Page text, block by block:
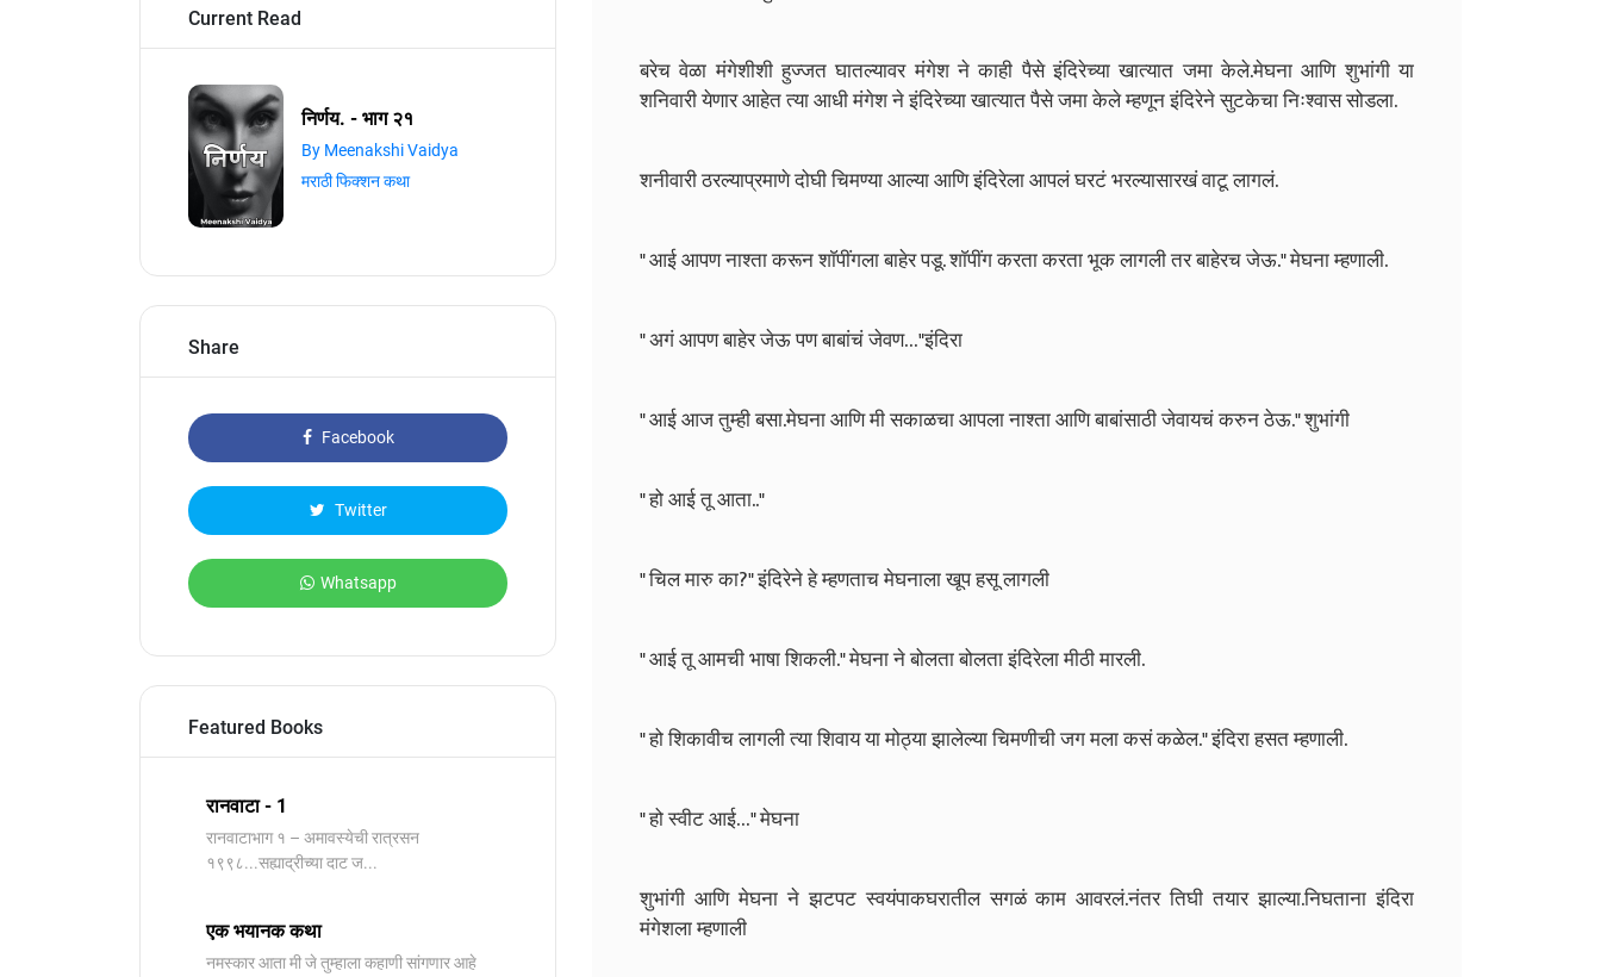
Current Read
निर्णय. - भाग २१
By Meenakshi Vaidya
मराठी फिक्शन कथा
Share
Facebook
Twitter
Whatsapp
Featured Books
रानवाटा - 1
रानवाटाभाग १ – अमावस्येची रात्रसन
१९९८...सह्याद्रीच्या दाट ज...
एक भयानक कथा
नमस्कार आता मी जे तुम्हाला कहाणी सांगणार आहे
बरेच वेळा मंगेशीशी हुज्जत घातल्यावर मंगेश ने काही पैसे इंदिरेच्या खात्यात जमा केले.मेघना आणि शुभांगी या
शनिवारी येणार आहेत त्या आधी मंगेश ने इंदिरेच्या खात्यात पैसे जमा केले म्हणून इंदिरेने सुटकेचा निःश्वास सोडला.
शनीवारी ठरल्याप्रमाणे दोघी चिमण्या आल्या आणि इंदिरेला आपलं घरटं भरल्यासारखं वाटू लागलं.
" आई आपण नाश्ता करून शाॅपींगला बाहेर पडू. शाॅपींग करता करता भूक लागली तर बाहेरच जेऊ." मेघना म्हणाली.
" अगं आपण बाहेर जेऊ पण बाबांचं जेवण…"इंदिरा
" आई आज तुम्ही बसा.मेघना आणि मी सकाळचा आपला नाश्ता आणि बाबांसाठी जेवायचं करुन ठेऊ." शुभांगी
" हो आई तू आता.."
" चिल मारु का?" इंदिरेने हे म्हणताच मेघनाला खूप हसू लागली
" आई तू आमची भाषा शिकली." मेघना ने बोलता बोलता इंदिरेला मीठी मारली.
" हो शिकावीच लागली त्या शिवाय या मोठ्या झालेल्या चिमणीची जग मला कसं कळेल." इंदिरा हसत म्हणाली.
" हो स्वीट आई…" मेघना
शुभांगी आणि मेघना ने झटपट स्वयंपाकघरातील सगळं काम आवरलं.नंतर तिघी तयार झाल्या.निघताना इंदिरा
मंगेशला म्हणाली